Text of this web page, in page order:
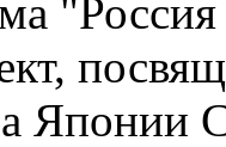
Японии